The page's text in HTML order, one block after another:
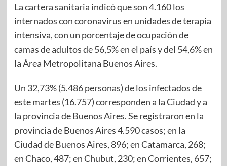
La cartera sanitaria indicó que son 4.160 los
internados con coronavirus en unidades de terapia
intensiva, con un porcentaje de ocupación de
camas de adultos de 56,5% en el país y del 54,6% en
la Área Metropolitana Buenos Aires.
Un 32,73% (5.486 personas) de los infectados de
este martes (16.757) corresponden a la Ciudad y a
la provincia de Buenos Aires. Se registraron en la
provincia de Buenos Aires 4.590 casos; en la
Ciudad de Buenos Aires, 896; en Catamarca, 268;
en Chaco, 487; en Chubut, 230; en Corrientes, 657;